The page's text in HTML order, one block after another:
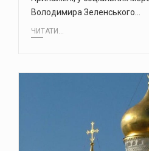
Володимира Зеленського…
ЧИТАТИ...